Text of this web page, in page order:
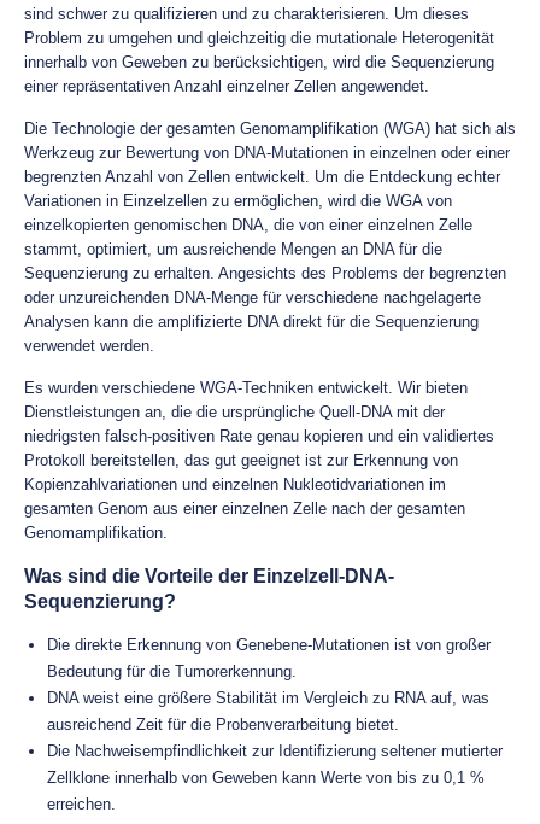
sind schwer zu qualifizieren und zu charakterisieren. Um dieses
Problem zu umgehen und gleichzeitig die mutationale Heterogenität
innerhalb von Geweben zu berücksichtigen, wird die Sequenzierung
einer repräsentativen Anzahl einzelner Zellen angewendet.
Die Technologie der gesamten Genomamplifikation (WGA) hat sich als
Werkzeug zur Bewertung von DNA-Mutationen in einzelnen oder einer
begrenzten Anzahl von Zellen entwickelt. Um die Entdeckung echter
Variationen in Einzelzellen zu ermöglichen, wird die WGA von
einzelkopierten genomischen DNA, die von einer einzelnen Zelle
stammt, optimiert, um ausreichende Mengen an DNA für die
Sequenzierung zu erhalten. Angesichts des Problems der begrenzten
oder unzureichenden DNA-Menge für verschiedene nachgelagerte
Analysen kann die amplifizierte DNA direkt für die Sequenzierung
verwendet werden.
Es wurden verschiedene WGA-Techniken entwickelt. Wir bieten
Dienstleistungen an, die die ursprüngliche Quell-DNA mit der
niedrigsten falsch-positiven Rate genau kopieren und ein validiertes
Protokoll bereitstellen, das gut geeignet ist zur Erkennung von
Kopienzahlvariationen und einzelnen Nukleotidvariationen im
gesamten Genom aus einer einzelnen Zelle nach der gesamten
Genomamplifikation.
Was sind die Vorteile der Einzelzell-DNA-
Sequenzierung?
Die direkte Erkennung von Genebene-Mutationen ist von großer
Bedeutung für die Tumorerkennung.
DNA weist eine größere Stabilität im Vergleich zu RNA auf, was
ausreichend Zeit für die Probenverarbeitung bietet.
Die Nachweisempfindlichkeit zur Identifizierung seltener mutierter
Zellklone innerhalb von Geweben kann Werte von bis zu 0,1 %
erreichen.